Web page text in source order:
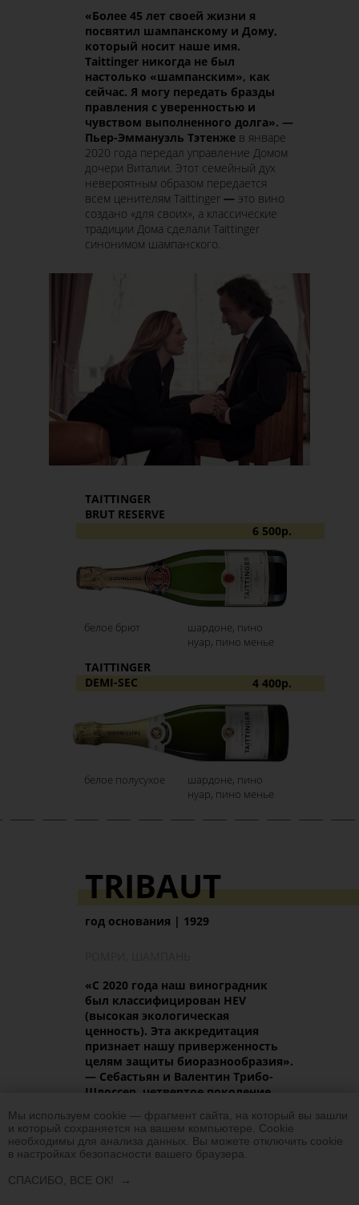
Мы используем cookie — фрагмент сайта, на который вы зашли
и который сохраняется на вашем компьютере. Сookie
необходимы для анализа данных. Вы можете отключить cookie
в настройках безопасности вашего браузера.
СПАСИБО, ВСЕ ОК!
«Более 45 лет своей жизни я
посвятил шампанскому и Дому,
который носит наше имя.
Taittinger никогда не был
настолько «шампанским», как
сейчас. Я могу передать бразды
правления с уверенностью и
чувством выполненного долга». —
Пьер-Эммануэль Тэтенже в январе
2020 года передал управление Домом
дочери Виталии. Этот семейный дух
невероятным образом передается
всем ценителям Taittinger — это вино
создано «для своих», а классические
традиции Дома сделали Taittinger
синонимом шампанского.
белое брют
6 500р.
TAITTINGER
BRUT RESERVE
шардоне, пино
нуар, пино менье
белое полусухое
4 400р.
TAITTINGER
DEMI-SEC
шардоне, пино
нуар, пино менье
TRIBAUT
«С 2020 года наш виноградник
был классифицирован HEV
(высокая экологическая
ценность). Эта аккредитация
признает нашу приверженность
целям защиты биоразнообразия».
— Себастьян и Валентин Трибо-
Шлоссер, четвертое поколение
буквально перед Великой депрессией,
а первые вина он возил на
железнодорожную станцию на
упорства, трудолюбия и страсти к делу
год основания | 1929